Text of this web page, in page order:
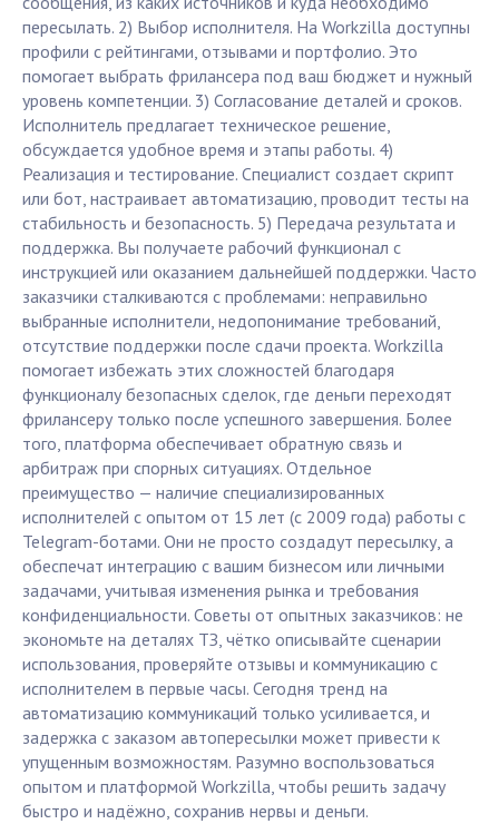
пересылать. 2) Выбор исполнителя. На Workzilla доступны
профили с рейтингами, отзывами и портфолио. Это
помогает выбрать фрилансера под ваш бюджет и нужный
уровень компетенции. 3) Согласование деталей и сроков.
Исполнитель предлагает техническое решение,
обсуждается удобное время и этапы работы. 4)
Реализация и тестирование. Специалист создает скрипт
или бот, настраивает автоматизацию, проводит тесты на
стабильность и безопасность. 5) Передача результата и
поддержка. Вы получаете рабочий функционал с
инструкцией или оказанием дальнейшей поддержки. Часто
заказчики сталкиваются с проблемами: неправильно
выбранные исполнители, недопонимание требований,
отсутствие поддержки после сдачи проекта. Workzilla
помогает избежать этих сложностей благодаря
функционалу безопасных сделок, где деньги переходят
фрилансеру только после успешного завершения. Более
того, платформа обеспечивает обратную связь и
арбитраж при спорных ситуациях. Отдельное
преимущество — наличие специализированных
исполнителей с опытом от 15 лет (с 2009 года) работы с
Telegram-ботами. Они не просто создадут пересылку, а
обеспечат интеграцию с вашим бизнесом или личными
задачами, учитывая изменения рынка и требования
конфиденциальности. Советы от опытных заказчиков: не
экономьте на деталях ТЗ, чётко описывайте сценарии
использования, проверяйте отзывы и коммуникацию с
исполнителем в первые часы. Сегодня тренд на
автоматизацию коммуникаций только усиливается, и
задержка с заказом автопересылки может привести к
упущенным возможностям. Разумно воспользоваться
опытом и платформой Workzilla, чтобы решить задачу
быстро и надёжно, сохранив нервы и деньги.